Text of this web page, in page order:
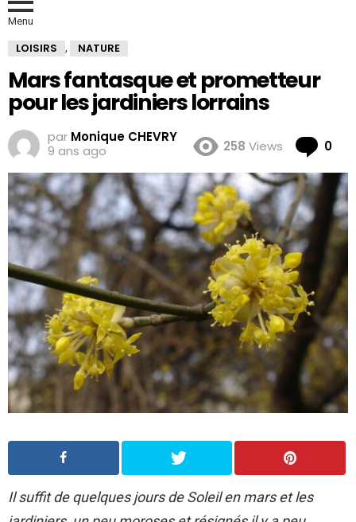
Menu
LOISIRS , NATURE
Mars fantasque et prometteur
pour les jardiniers lorrains
par Monique CHEVRY
9 ans ago
258 Views 0
Il suffit de quelques jours de Soleil en mars et les